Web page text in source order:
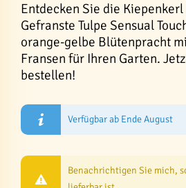
Entdecken Sie die
Gefranste Tulpe Sensual
orange-gelbe Blütenpracht
Fransen für Ihren Garten.
bestellen!
Verfügbar ab Ende August
Benachrichtigen Sie mich,